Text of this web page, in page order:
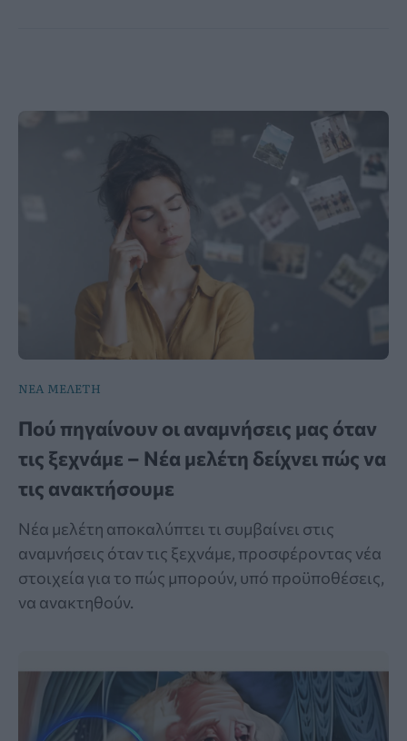
ΝΕΑ ΜΕΛΕΤΗ
Πού πηγαίνουν οι αναμνήσεις μας όταν
τις ξεχνάμε – Νέα μελέτη δείχνει πώς να
τις ανακτήσουμε
Νέα μελέτη αποκαλύπτει τι συμβαίνει στις
αναμνήσεις όταν τις ξεχνάμε, προσφέροντας νέα
στοιχεία για το πώς μπορούν, υπό προϋποθέσεις,
να ανακτηθούν.